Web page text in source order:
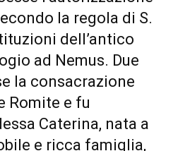
la regola di S.
dell’antico
ad Nemus. Due
la consacrazione
Romite e fu
Caterina, nata a
e ricca famiglia,